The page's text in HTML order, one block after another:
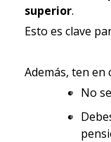
superior.
Esto es clave
Además, ten en
No